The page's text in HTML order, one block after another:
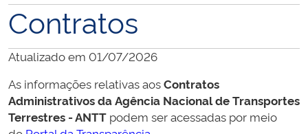
Contratos
Atualizado em 01/07/2026
As informações relativas aosContratos
Administrativos daAgência Nacional de Transportes
Terrestres - ANTT podem ser acessadas por meio